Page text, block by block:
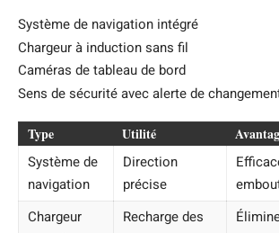
Système de navigation intégré
Chargeur à induction sans fil
Caméras de tableau de bord
Sens de sécurité avec alerte de
Type Utilité
Système de
navigation
Direction
précise
Chargeur
Recharge des